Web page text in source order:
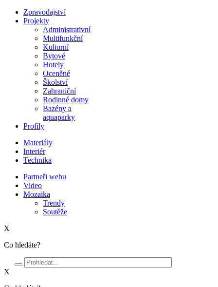
Zpravodajství
Projekty
Administrativní
Multifunkční
Kulturní
Bytové
Hotely
Oceněné
Školství
Zahraniční
Rodinné domy
Bazény a
aquaparky
Profily
Materiály
Interiér
Technika
Partneři webu
Video
Mozaika
Trendy
Soutěže
X
Co hledáte?
X